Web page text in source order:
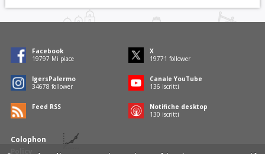
Colophon
Policy
Facebook
19797 Mi piace
X
19771 follower
IgersPalermo
34678 follower
Canale YouTube
136 iscritti
Feed RSS
Notifiche desktop
130 iscritti